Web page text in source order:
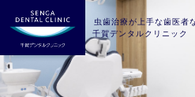
虫歯治療が上手な歯医者
千賀デンタルクリニック